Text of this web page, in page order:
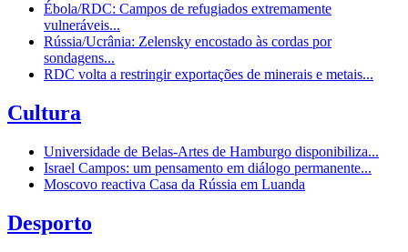
Ébola/RDC: Campos de refugiados extremamente
vulneráveis...
Rússia/Ucrânia: Zelensky encostado às cordas por
sondagens...
RDC volta a restringir exportações de minerais e metais...
Cultura
Universidade de Belas-Artes de Hamburgo disponibiliza...
Israel Campos: um pensamento em diálogo permanente...
Moscovo reactiva Casa da Rússia em Luanda
Desporto